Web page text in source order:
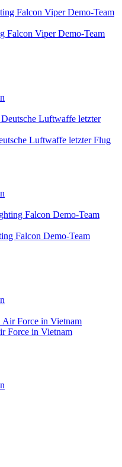
Falcon Viper Demo-Team
Luftwaffe letzter Flug
Falcon Demo-Team
Force in Vietnam